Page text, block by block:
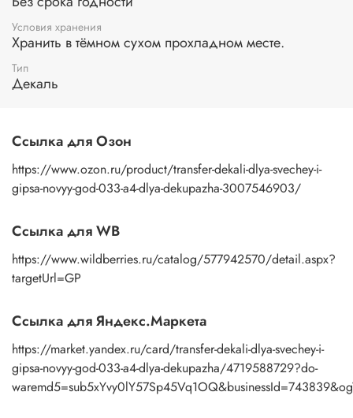
вниз. Смочите водой поверхность бумажной основы с
помощью губки или спонжа, подождите 10 секунд, дайте
основе пропитаться водой. Затем приложите
изображение к поверхности и, плотно прижимая
пальцами бумажную основу, сдвигаете ее на себя.
Рисунок остается на изделии. Сразу после нанесения
изображение любым покрывным лаком. Отлично
подойдет акриловый лак на водной основе, матовый,
глянцевый, полуглянцевый.
Условия хранения
Хранить в тёмном сухом прохладном месте.
Тип
Декаль
Ссылка для Озон
https://www.ozon.ru/product/transfer-dekali-dlya-svechey-i-
gipsa-novyy-god-033-a4-dlya-dekupazha-3007546903/
Ссылка для WB
https://www.wildberries.ru/catalog/577942570/detail.aspx?
targetUrl=GP
Ссылка для Яндекс.Маркета
https://market.yandex.ru/card/transfer-dekali-dlya-svechey-i-
gipsa-novyy-god-033-a4-dlya-dekupazha/4719588729?do-